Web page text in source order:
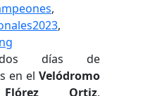
días de
en el Velódromo
Ortiz,